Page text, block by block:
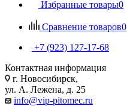
Избранные товары0
Сравнение товаров0
+7 (923) 127-17-68
Контактная информация
г. Новосибирск,
ул. А. Лежена, д. 25
info@vip-pitomec.ru